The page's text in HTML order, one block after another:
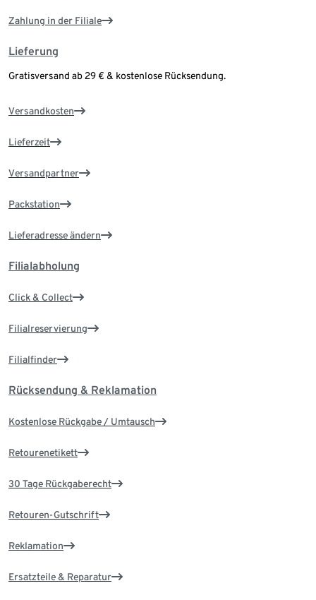
Zahlung in der Filiale
Lieferung
Gratisversand ab 29 € & kostenlose Rücksendung.
Versandkosten
Lieferzeit
Versandpartner
Packstation
Lieferadresse ändern
Filialabholung
Click & Collect
Filialreservierung
Filialfinder
Rücksendung & Reklamation
Kostenlose Rückgabe / Umtausch
Retourenetikett
30 Tage Rückgaberecht
Retouren-Gutschrift
Reklamation
Ersatzteile & Reparatur